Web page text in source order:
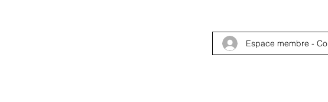
Espace membre -